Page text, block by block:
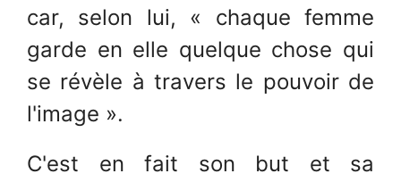
car, selon lui, « chaque femme
garde en elle quelque chose qui
se révèle à travers le pouvoir de
l'image ».
C'est en fait son but et sa